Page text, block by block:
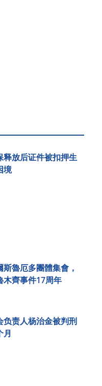
释放后证件被扣押生
境
斯魯厄多團體集會，
木齊事件17周年
负责人杨治金被判刑
月